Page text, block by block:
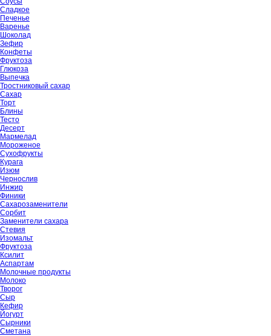
Сладкое
Печенье
Варенье
Шоколад
Зефир
Конфеты
Фруктоза
Глюкоза
Выпечка
Тростниковый сахар
Сахар
Торт
Блины
Тесто
Десерт
Мармелад
Мороженое
Сухофрукты
Курага
Изюм
Чернослив
Инжир
Финики
Сахарозаменители
Сорбит
Заменители сахара
Стевия
Изомальт
Фруктоза
Ксилит
Аспартам
Молочные продукты
Молоко
Творог
Сыр
Кефир
Йогурт
Сырники
Сметана